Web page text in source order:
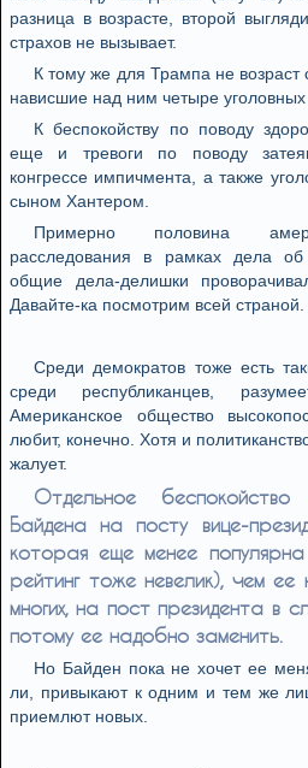
разница в возрасте, второй
страхов не вызывает.
К тому же для Трампа не возраст
нависшие над ним четыре уголовных
К беспокойству по поводу
еще и тревоги по поводу
конгрессе импичмента, а также
сыном Хантером.
Примерно половина
расследования в рамках дела
общие дела-делишки
Давайте-ка посмотрим всей страной.
Среди демократов тоже есть
среди республиканцев,
Американское общество
любит, конечно. Хотя и
жалует.
Отдельное
Байдена на посту вице-
которая еще менее
рейтинг тоже невелик), чем ее
многих, на пост президента в
потому ее надобно заменить.
Но Байден пока не хочет ее
ли, привыкают к одним и тем же
приемлют новых.